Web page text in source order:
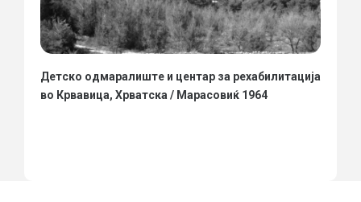
Детско одмаралиште и центар за рехабилитација
во Крвавица, Хрватска / Марасовиќ 1964